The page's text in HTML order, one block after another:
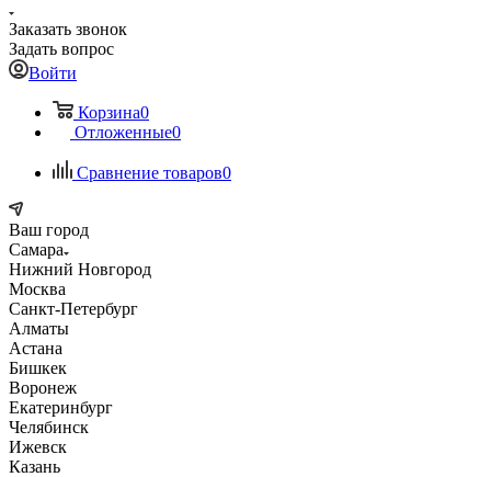
Заказать звонок
Задать вопрос
Войти
Корзина0
Отложенные0
Сравнение товаров0
Ваш город
Самара
Нижний Новгород
Москва
Санкт-Петербург
Алматы
Астана
Бишкек
Воронеж
Екатеринбург
Челябинск
Ижевск
Казань